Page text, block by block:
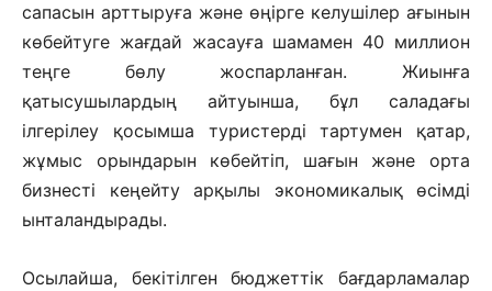
сапасын арттыруға және өңірге келушілер ағынын
көбейтуге жағдай жасауға шамамен 40 миллион
теңге бөлу жоспарланған. Жиынға
қатысушылардың айтуынша, бұл саладағы
ілгерілеу қосымша туристерді тартумен қатар,
жұмыс орындарын көбейтіп, шағын және орта
бизнесті кеңейту арқылы экономикалық өсімді
ынталандырады.
Осылайша, бекітілген бюджеттік бағдарламалар